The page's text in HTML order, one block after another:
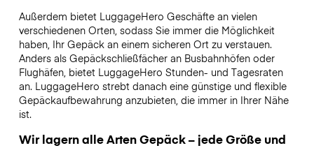
Außerdem bietet LuggageHero Geschäfte an vielen
verschiedenen Orten, sodass Sie immer die Möglichkeit
haben, Ihr Gepäck an einem sicheren Ort zu verstauen.
Anders als Gepäckschließfächer an Busbahnhöfen oder
Flughäfen, bietet LuggageHero Stunden- und Tagesraten
an. LuggageHero strebt danach eine günstige und flexible
Gepäckaufbewahrung anzubieten, die immer in Ihrer Nähe
ist.
Wir lagern alle Arten Gepäck – jede Größe und